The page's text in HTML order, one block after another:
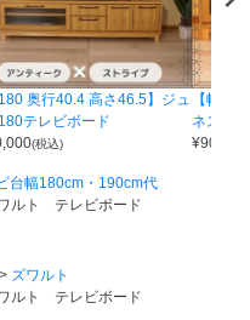
180 奥行40.4 高さ46.5】ジュ
テレビボード
(税込)
【幅
ネス150
¥90,000
台幅180cm・190cm代
ルト テレビボード
ズワルト
ルト テレビボード